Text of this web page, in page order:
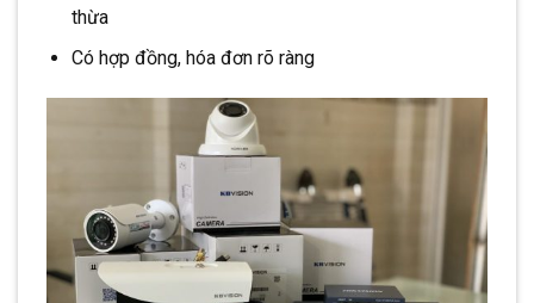
thừa
Có hợp đồng, hóa đơn rõ ràng